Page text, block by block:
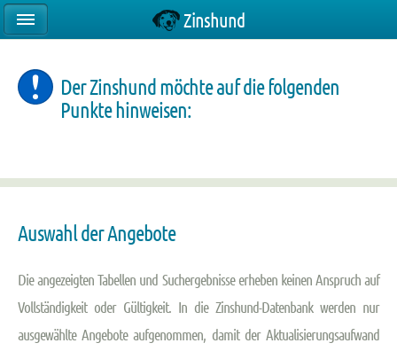
Der Zinshund möchte auf die folgenden
Punkte hinweisen:
Auswahl der Angebote
Die angezeigten Tabellen und Suchergebnisse erheben keinen Anspruch auf
Vollständigkeit oder Gültigkeit. In die Zinshund-Datenbank werden nur
ausgewählte Angebote aufgenommen, damit der Aktualisierungsaufwand
Zinshund